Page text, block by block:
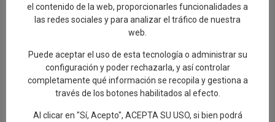
El día 24 de julio será el Aniversario de la Batalla de Talavera; a
las 10:00 y 12:00 horas se desarrollará un taller infantil sobre
uniformes de la Guerra de la Independencia en el Centro Cultural
cómo se vivió en la ciudad este acontecimiento decisivo de la
vida del Duque de Wellington. Un día después, el 25 de julio, habrá
una ruta guiada en el capo de batalla, junto al Monolito.
el contenido de la web, proporcionarles funcionalidades a
las redes sociales y para analizar el tráfico de nuestra
web.
Puede aceptar el uso de esta tecnología o administrar su
configuración y poder rechazarla, y así controlar
completamente qué información se recopila y gestiona a
través de los botones habilitados al efecto.
Al clicar en "Sí, Acepto", ACEPTA SU USO, si bien podrá